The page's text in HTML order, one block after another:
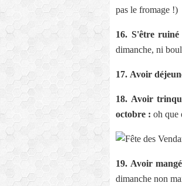
pas le fromage !)
16. S'être
dimanche, ni
17. Avoir
18. Avoir
octobre : oh que
19. Avoir
dimanche non